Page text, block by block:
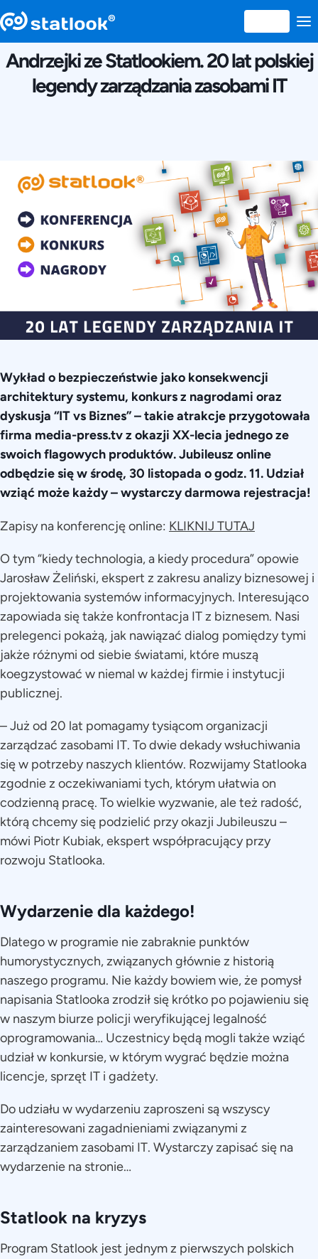
24 NOIEMBRIE 2022
Andrzejki ze Statlookiem. 20 lat polskiej
legendy zarządzania zasobami IT
Wykład o bezpieczeństwie jako konsekwencji
architektury systemu, konkurs z nagrodami oraz
dyskusja “IT vs Biznes” – takie atrakcje przygotowała
firma media-press.tv z okazji XX-lecia jednego ze
swoich flagowych produktów. Jubileusz online
odbędzie się w środę, 30 listopada o godz. 11. Udział
wziąć może każdy – wystarczy darmowa rejestracja!
Zapisy na konferencję online: KLIKNIJ TUTAJ
O tym “kiedy technologia, a kiedy procedura” opowie
Jarosław Żeliński, ekspert z zakresu analizy biznesowej i
projektowania systemów informacyjnych. Interesująco
zapowiada się także konfrontacja IT z biznesem. Nasi
prelegenci pokażą, jak nawiązać dialog pomiędzy tymi
jakże różnymi od siebie światami, które muszą
koegzystować w niemal w każdej firmie i instytucji
publicznej.
– Już od 20 lat pomagamy tysiącom organizacji
zarządzać zasobami IT. To dwie dekady wsłuchiwania
się w potrzeby naszych klientów. Rozwijamy Statlooka
zgodnie z oczekiwaniami tych, którym ułatwia on
codzienną pracę. To wielkie wyzwanie, ale też radość,
którą chcemy się podzielić przy okazji Jubileuszu –
mówi Piotr Kubiak, ekspert współpracujący przy
rozwoju Statlooka.
Wydarzenie dla każdego!
Dlatego w programie nie zabraknie punktów
humorystycznych, związanych głównie z historią
naszego programu. Nie każdy bowiem wie, że pomysł
napisania Statlooka zrodził się krótko po pojawieniu się
w naszym biurze policji weryfikującej legalność
oprogramowania… Uczestnicy będą mogli także wziąć
udział w konkursie, w którym wygrać będzie można
licencje, sprzęt IT i gadżety.
Do udziału w wydarzeniu zaproszeni są wszyscy
zainteresowani zagadnieniami związanymi z
zarządzaniem zasobami IT. Wystarczy zapisać się na
wydarzenie na stronie…
Statlook na kryzys
Program Statlook jest jednym z pierwszych polskich